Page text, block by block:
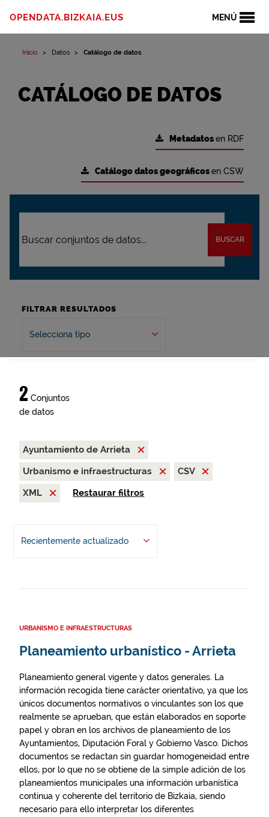
MENÚ
OPENDATA.BIZKAIA.EUS
Inicio Datos Catálogo de datos
CATÁLOGO DE DATOS
Metadatosen RDF
Catálogo datos geográficosen CSW
BUSCAR
FILTRAR RESULTADOS
Selecciona tipo
2 Conjuntos
de datos
Ayuntamiento de Arrieta
Urbanismo e infraestructuras
CSV
XML
Restaurar filtros
Recientemente actualizado
URBANISMO E INFRAESTRUCTURAS
Planeamiento urbanístico - Arrieta
Planeamiento general vigente y datos generales. La
información recogida tiene carácter orientativo, ya que los
únicos documentos normativos o vinculantes son los que
realmente se aprueban, que están elaborados en soporte
papel y obran en los archivos de planeamiento de los
Ayuntamientos, Diputación Foral y Gobierno Vasco. Dichos
documentos se redactan sin guardar homogeneidad entre
ellos, por lo que no se obtiene de la simple adición de los
planeamientos municipales una información urbanística
continua y coherente del territorio de Bizkaia, siendo
necesario para ello interpretar los diferentes